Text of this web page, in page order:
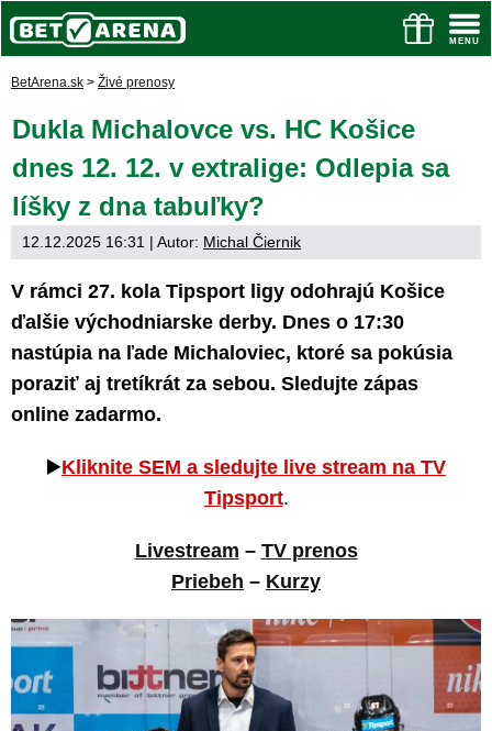
BetArena.sk > Živé prenosy
Dukla Michalovce vs. HC Košice
dnes 12. 12. v extralige: Odlepia sa
líšky z dna tabuľky?
12.12.2025 16:31 | Autor: Michal Čiernik
V rámci 27. kola Tipsport ligy odohrajú Košice
ďalšie východniarske derby. Dnes o 17:30
nastúpia na ľade Michaloviec, ktoré sa pokúsia
poraziť aj tretíkrát za sebou. Sledujte zápas
online zadarmo.
▶️Kliknite SEM a sledujte live stream na TV
Tipsport.
Livestream – TV prenos
Priebeh – Kurzy